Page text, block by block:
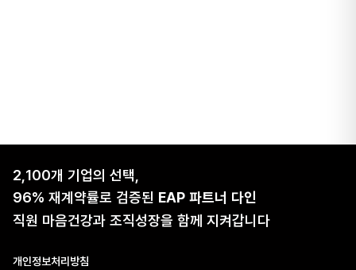
2,100개 기업의 선택,
96% 재계약률로 검증된 EAP 파트너 다인
직원 마음건강과 조직성장을 함께 지켜갑니다
개인정보처리방침